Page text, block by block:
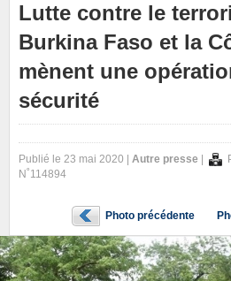
Lutte contre le
Burkina Faso et la
mènent une
sécurité
Publié le 23 mai 2020 | Autre presse
N˚114894
Photo précédente